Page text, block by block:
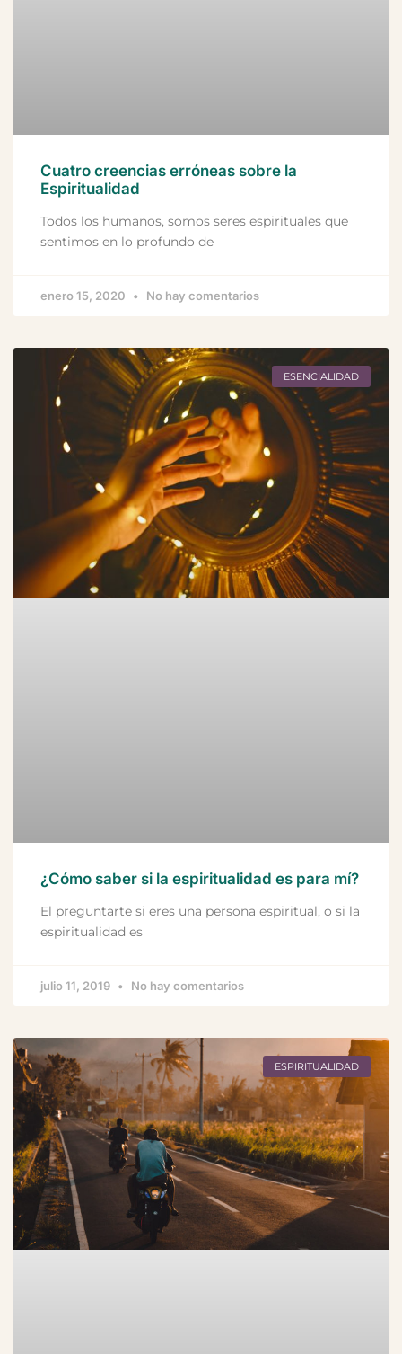
Cuatro creencias erróneas sobre la
Espiritualidad
Todos los humanos, somos seres espirituales que
sentimos en lo profundo de
enero 15, 2020 No hay comentarios
ESENCIALIDAD
¿Cómo saber si la espiritualidad es para mí?
El preguntarte si eres una persona espiritual, o si la
espiritualidad es
julio 11, 2019 No hay comentarios
ESPIRITUALIDAD